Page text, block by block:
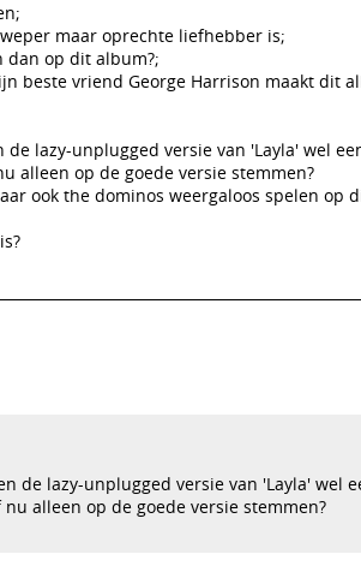
maar oprechte liefhebber is;
dan op dit album?;
beste vriend George Harrison maakt dit
lazy-unplugged versie van 'Layla' wel
alleen op de goede versie stemmen?
ook the dominos weergaloos spelen op
de lazy-unplugged versie van 'Layla' wel
alleen op de goede versie stemmen?